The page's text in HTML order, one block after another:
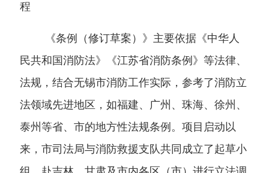
程
《条例（修订草案）》主要依据《中华人
民共和国消防法》《江苏省消防条例》等法律、
法规，结合无锡市消防工作实际，参考了消防立
法领域先进地区，如福建、广州、珠海、徐州、
泰州等省、市的地方性法规条例。项目启动以
来，市司法局与消防救援支队共同成立了起草小